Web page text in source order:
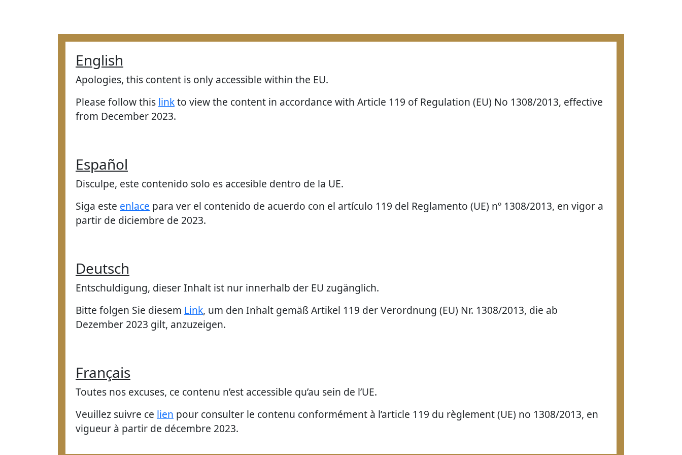
English
Apologies, this content is only accessible within the EU.
Please follow this linkto view the content in accordance with Article 119 of Regulation (EU) No 1308/2013, effective
from December 2023.
Español
Disculpe, este contenido solo es accesible dentro de la UE.
Siga este enlace para ver el contenido de acuerdo con el artículo 119 del Reglamento (UE) nº 1308/2013, en vigor a
partir de diciembre de 2023.
Deutsch
Entschuldigung, dieser Inhalt ist nur innerhalb der EU zugänglich.
Bitte folgen Sie diesem Link, um den Inhalt gemäß Artikel 119 der Verordnung (EU) Nr. 1308/2013, die ab
Dezember 2023 gilt, anzuzeigen.
Français
Toutes nos excuses, ce contenu n’est accessible qu’au sein de l’UE.
Veuillez suivre ce lien pour consulter le contenu conformément à l’article 119 du règlement (UE) no 1308/2013, en
vigueur à partir de décembre 2023.